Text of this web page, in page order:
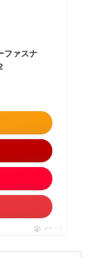
ファスナ
ポチップ